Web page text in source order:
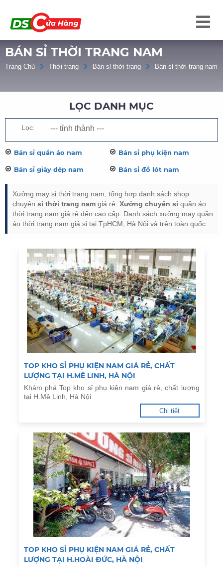
BÁN SỈ THỜI TRANG NAM
Trang Chủ Thời trang Bán sỉ thời trang Bán sỉ thời trang nam
LỌC DANH MỤC
Lọc:
Bán sỉ quần áo nam Bán sỉ phụ kiện nam
Bán sỉ giày dép nam Bán sỉ đồ lót nam
Xưởng may sỉ thời trang nam, tổng hợp danh sách shop
chuyên sỉ thời trang nam giá rẻ. Xưởng chuyên sỉ quần áo
thời trang nam giá rẻ đến cao cấp. Danh sách xưởng may quần
áo thời trang nam giá sỉ tại TpHCM, Hà Nội và trên toàn quốc
TOP KHO SỈ PHỤ KIỆN NAM GIÁ RẺ, CHẤT
LƯỢNG TẠI H.MÊ LINH, HÀ NỘI
Khám phá Top kho sỉ phụ kiện nam giá rẻ, chất lượng
tại H.Mê Linh, Hà Nội
Chi tiết
TOP KHO SỈ PHỤ KIỆN NAM GIÁ RẺ, CHẤT
LƯỢNG TẠI H.HOÀI ĐỨC, HÀ NỘI